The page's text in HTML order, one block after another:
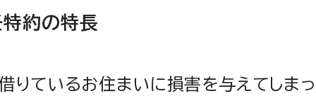
約の特長
りているお住まいに損害を与えてしまっ